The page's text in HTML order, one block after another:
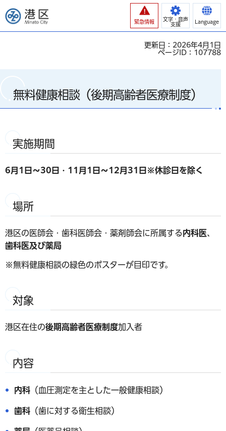
港区
緊急情報
文字・音声
支援
Language
更新日：2026年4月1日
ページID：107788
無料健康相談（後期高齢者医療制度）
実施期間
6月1日～30日・11月1日～12月31日※休診日を除く
場所
港区の医師会・歯科医師会・薬剤師会に所属する 内科医、
歯科医及び薬局
※無料健康相談の緑色のポスターが目印です。
対象
港区在住の後期高齢者医療制度加入者
内容
内科（血圧測定を主とした一般健康相談）
歯科（歯に対する衛生相談）